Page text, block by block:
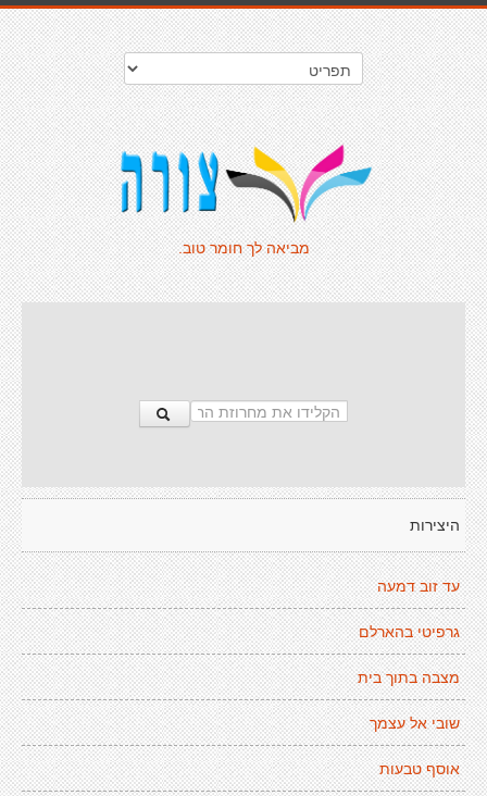
מביאה לך חומר טוב.
היצירות
עד זוב דמעה
גרפיטי בהארלם
מצבה בתוך בית
שובי אל עצמך
אוסף טבעות